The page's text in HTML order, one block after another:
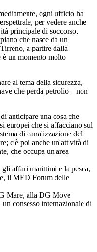
ogni ufficio ha
per vedere anche
principale di soccorso,
che nasce da un
a partire dalla
è un momento molto
al tema della sicurezza,
che perda petrolio – non
anticipare una cosa che
europei che si affacciano sul
di canalizzazione del
c'è poi anche un'attività di
che occupa un'area
affari marittimi e la pesca,
il MED Forum delle
Mare, alla DG Move
consesso internazionale di